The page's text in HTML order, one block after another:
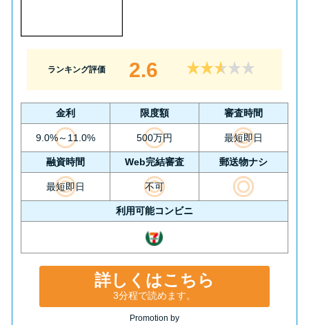
ランキング評価 2.6
金利 限度額 審査時間
9.0%～11.0% 500万円 最短即日
融資時間 Web完結審査 郵送物ナシ
最短即日 不可
利用可能コンビニ
詳しくはこちら
3分程で読めます。
Promotion by